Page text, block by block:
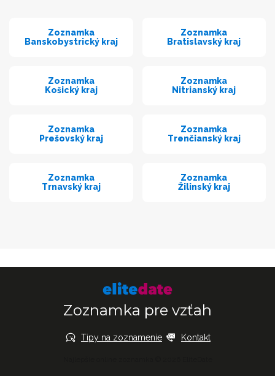
Zoznamka
Banskobystrický kraj
Zoznamka
Bratislavský kraj
Zoznamka
Košický kraj
Zoznamka
Nitrianský kraj
Zoznamka
Prešovský kraj
Zoznamka
Trenčianský kraj
Zoznamka
Trnavský kraj
Zoznamka
Žilinský kraj
Zoznamka pre vzťah
Tipy na zoznamenie Kontakt